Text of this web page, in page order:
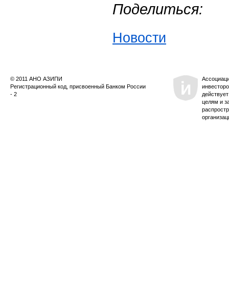
Поделиться:
Новости
© 2011 АНО АЗИПИ
Регистрационный код, присвоенный Банком России
- 2
целям и